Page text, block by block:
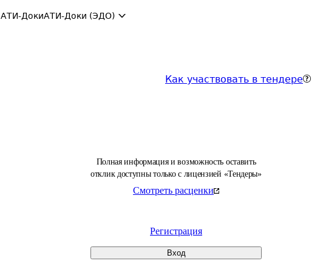
АТИ-ДокиАТИ-Доки (ЭДО)
Как участвовать в тендере
Полная информация и возможность оставить
отклик доступны только с лицензией «Тендеры»
Смотреть расценки
Регистрация
Вход